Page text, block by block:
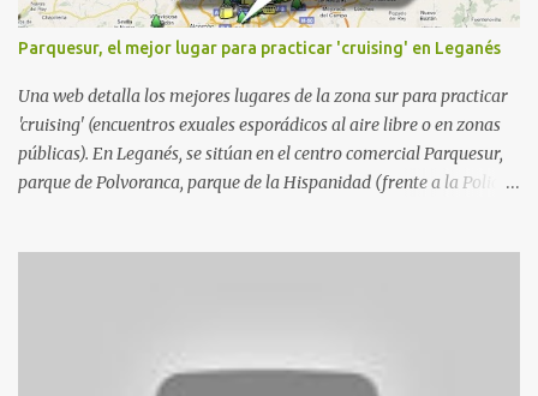
Parquesur, el mejor lugar para practicar 'cruising' en Leganés
Una web detalla los mejores lugares de la zona sur para practicar
'cruising' (encuentros exuales esporádicos al aire libre o en zonas
públicas). En Leganés, se sitúan en el centro comercial Parquesur,
parque de Polvoranca, parque de la Hispanidad (frente a la Policía
estadio municipal de Butarque) y caminos entre el estadio y Plaza